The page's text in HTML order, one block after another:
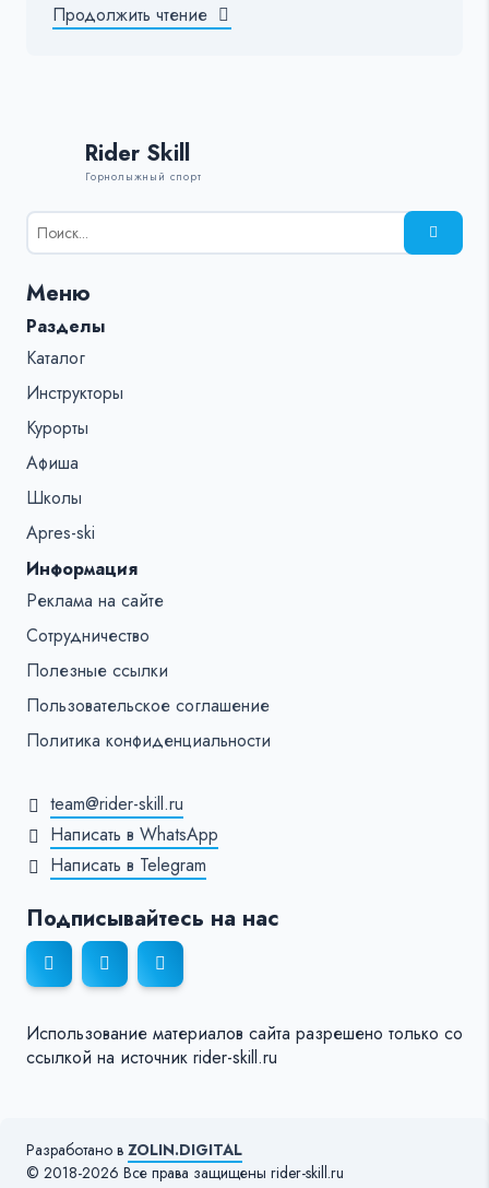
Продолжить чтение
Rider Skill
Горнолыжный спорт
Результаты
поиска
%s:
Меню
Разделы
Каталог
Инструкторы
Курорты
Афиша
Школы
Apres-ski
Информация
Реклама на сайте
Сотрудничество
Полезные ссылки
Пользовательское соглашение
Политика конфиденциальности
team@rider-skill.ru
Написать в WhatsApp
Написать в Telegram
Подписывайтесь на нас
Использование материалов сайта разрешено только со
ссылкой на источник rider-skill.ru
Разработано в ZOLIN.DIGITAL
© 2018-2026 Все права защищены rider-skill.ru